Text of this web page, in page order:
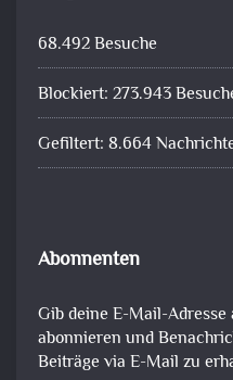
68.492 Besuche
Blockiert: 273.943
Gefiltert: 8.664
Abonnenten
Gib deine E-Mail-
abonnieren und
Beiträge via E-Mail zu